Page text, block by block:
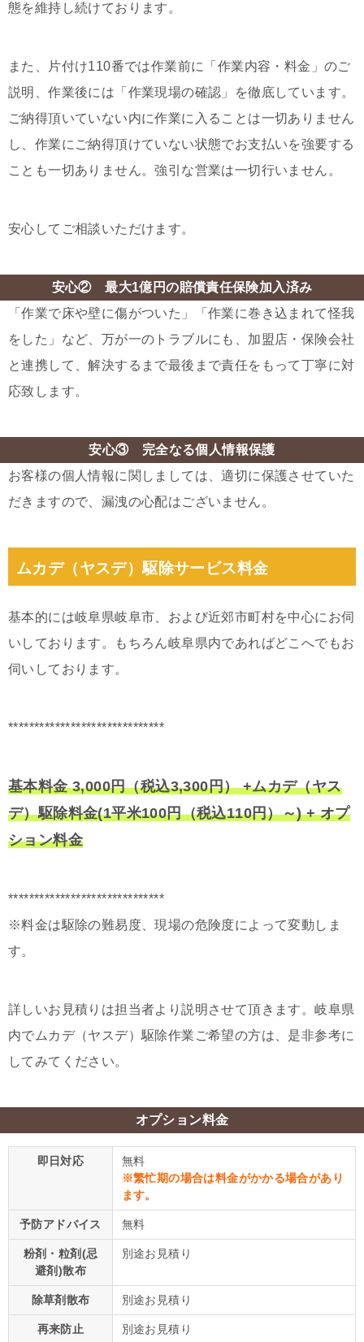
態を維持し続けております。
また、片付け110番では作業前に「作業内容・料金」のご
説明、作業後には「作業現場の確認」を徹底しています。
ご納得頂いていない内に作業に入ることは一切ありません
し、作業にご納得頂けていない状態でお支払いを強要する
ことも一切ありません。強引な営業は一切行いません。
安心してご相談いただけます。
安心② 最大1億円の賠償責任保険加入済み
「作業で床や壁に傷がついた」「作業に巻き込まれて怪我
をした」など、万が一のトラブルにも、加盟店・保険会社
と連携して、解決するまで最後まで責任をもって丁寧に対
応致します。
安心③ 完全なる個人情報保護
お客様の個人情報に関しましては、適切に保護させていた
だきますので、漏洩の心配はございません。
ムカデ（ヤスデ）駆除サービス料金
基本的には岐阜県岐阜市、および近郊市町村を中心にお伺
いしております。もちろん岐阜県内であればどこへでもお
伺いしております。
******************************
基本料金 3,000円（税込3,300円） +ムカデ（ヤス
デ）駆除料金(1平米100円（税込110円）～) + オプ
ション料金
******************************
※料金は駆除の難易度、現場の危険度によって変動しま
す。
詳しいお見積りは担当者より説明させて頂きます。岐阜県
内でムカデ（ヤスデ）駆除作業ご希望の方は、是非参考に
してみてください。
オプション料金
即日対応
無料
※繁忙期の場合は料金がかかる場合があり
ます。
予防アドバイス 無料
粉剤・粒剤(忌
避剤)散布
別途お見積り
除草剤散布 別途お見積り
再来防止 別途お見積り